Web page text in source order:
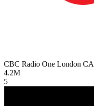
CBC Radio One London CA
4.2M
5